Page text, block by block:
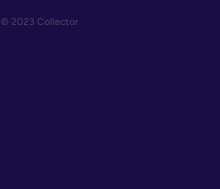
© 2023 Collector